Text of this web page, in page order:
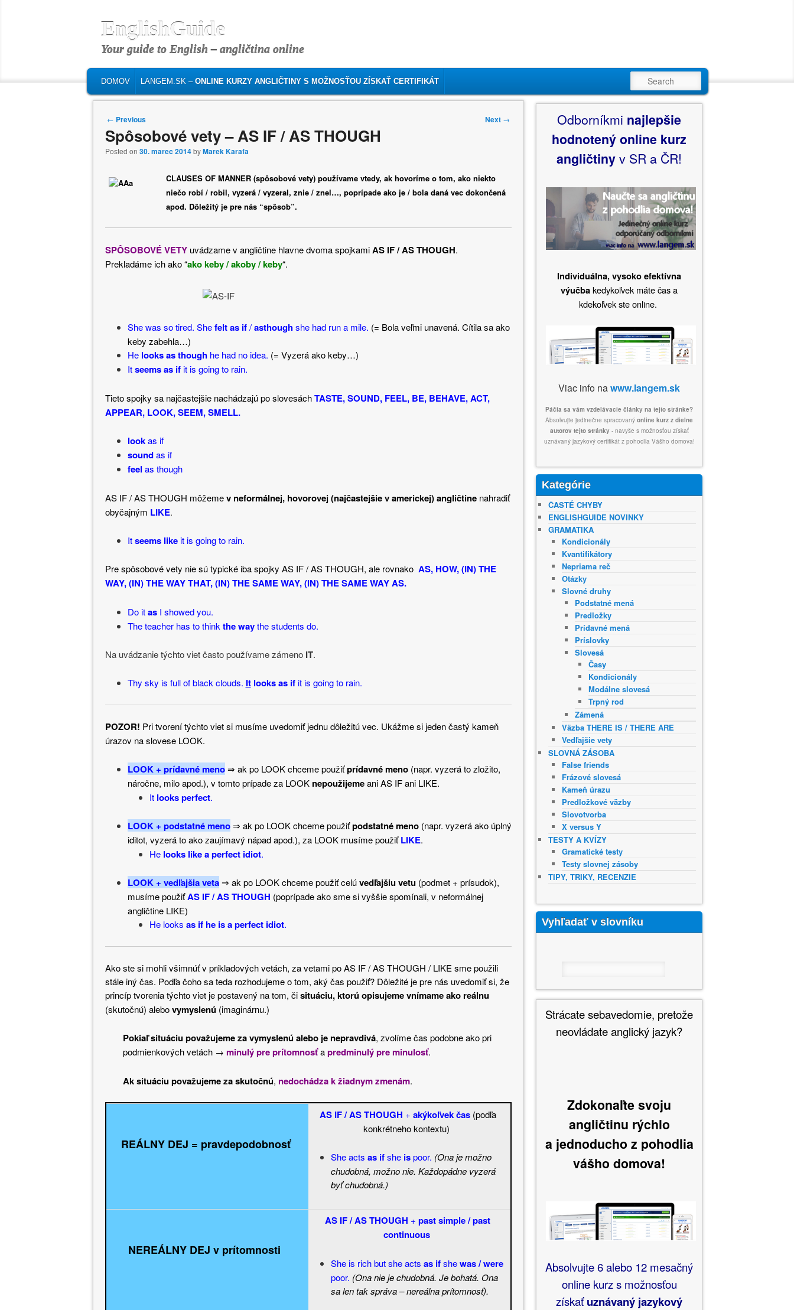
EnglishGuide
Your guide to English – angličtina online
SKIP TO PRIMARY CONTENT
SKIP TO SECONDARY CONTENT
DOMOV LANGEM.SK – ONLINE KURZY ANGLIČTINY S MOŽNOSŤOU ZÍSKAŤ CERTIFIKÁT SEARCH
Post navigation
← Previous Next →
Spôsobové vety – AS IF / AS THOUGH
Posted on 30. marec 2014byMarek Karafa
CLAUSES OF MANNER (spôsobové vety) používame vtedy, ak hovoríme o tom, ako niekto
niečo robí / robil, vyzerá / vyzeral, znie / znel…, poprípade ako je / bola daná vec dokončená
apod. Dôležitý je pre nás “spôsob”.
SPÔSOBOVÉ VETY uvádzame v angličtine hlavne dvoma spojkamiAS IF / AS THOUGH.
Prekladáme ich ako “ako keby / akoby / keby“.
She was so tired. Shefelt as if/asthoughshe had run a mile. (= Bola veľmi unavená. Cítila sa ako
keby zabehla…)
He looks as thoughhe had no idea. (= Vyzerá ako keby…)
Itseems as ifit is going to rain.
Tieto spojky sa najčastejšie nachádzajú po slovesáchTASTE, SOUND, FEEL, BE, BEHAVE, ACT,
APPEAR, LOOK, SEEM, SMELL.
lookas if
soundas if
feel as though
AS IF / AS THOUGH môžemev neformálnej, hovorovej (najčastejšie v americkej) angličtine nahradiť
obyčajným LIKE.
Itseems likeit is going to rain.
Pre spôsobové vety nie sú typické iba spojky AS IF / AS THOUGH, ale rovnako AS, HOW, (IN) THE
WAY, (IN) THE WAY THAT, (IN) THE SAME WAY, (IN) THE SAME WAY AS.
Do itasI showed you.
The teacher has to thinkthe waythe students do.
Na uvádzanie týchto viet často používame zámeno IT.
Thy sky is full of black clouds. Itlooks as ifit is going to rain.
POZOR! Pri tvorení týchto viet si musíme uvedomiť jednu dôležitú vec. Ukážme si jeden častý kameň
úrazov na slovese LOOK.
LOOK + prídavné meno⇒ ak po LOOK chceme použiťprídavné meno(napr. vyzerá to zložito,
náročne, milo apod.), v tomto prípade za LOOK nepoužijemeani AS IF ani LIKE.
It looks perfect.
LOOK + podstatné meno⇒ ak po LOOK chceme použiťpodstatné meno(napr. vyzerá ako úplný
iditot, vyzerá to ako zaujímavý nápad apod.), za LOOK musíme použiťLIKE.
He looks likea perfect idiot.
LOOK + vedľajšia veta⇒ ak po LOOK chceme použiť celúvedľajšiu vetu(podmet + prísudok),
musíme použiťAS IF / AS THOUGH (poprípade ako sme si vyššie spomínali, v neformálnej
angličtine LIKE)
He looks as if he is a perfect idiot.
Ako ste si mohli všimnúť v príkladových vetách, za vetami po AS IF / AS THOUGH / LIKE sme použili
stále iný čas. Podľa čoho sa teda rozhodujeme o tom, aký čas použiť? Dôležité je pre nás uvedomiť si, že
princíp tvorenia týchto viet je postavený na tom, čisituáciu, ktorú opisujeme vnímame ako reálnu
(skutočnú) alebovymyslenú (imaginárnu.)
Pokiaľ situáciu považujeme za vymyslenú alebo je nepravdivá, zvolíme čas podobne ako pri
podmienkových vetách → minulý pre prítomnosťapredminulý pre minulosť.
Ak situáciu považujeme za skutočnú, nedochádza k žiadnym zmenám.
REÁLNY DEJ = pravdepodobnosť
AS IF / AS THOUGH + akýkoľvek čas(podľa
konkrétneho kontextu)
She acts as ifsheispoor. (Ona je možno
chudobná, možno nie. Každopádne vyzerá
byť chudobná.)
NEREÁLNY DEJ v prítomnosti
AS IF / AS THOUGH + past simple / past
continuous
She is rich but she acts as ifshewas / were
poor. (Ona nie je chudobná. Je bohatá. Ona
sa len tak správa – nereálna prítomnosť).
Odborníkmi najlepšie
hodnotenýonline kurz
angličtiny v SR a ČR!
Individuálna, vysoko efektívna
výučbakedykoľvek máte čas a
kdekoľvek ste online.
Viac info nawww.langem.sk
Páčia sa vám vzdelávacie články na tejto stránke?
Absolvujte jedinečne spracovaný online kurz z dielne
autorov tejto stránky- navyše s možnosťou získať
uznávaný jazykový certifikát z pohodlia Vášho domova!
Kategórie
ČASTÉ CHYBY
ENGLISHGUIDE NOVINKY
GRAMATIKA
Kondicionály
Kvantifikátory
Nepriama reč
Otázky
Slovné druhy
Podstatné mená
Predložky
Prídavné mená
Príslovky
Slovesá
Časy
Kondicionály
Modálne slovesá
Trpný rod
Zámená
Väzba THERE IS / THERE ARE
Vedľajšie vety
SLOVNÁ ZÁSOBA
False friends
Frázové slovesá
Kameň úrazu
Predložkové väzby
Slovotvorba
X versus Y
TESTY A KVÍZY
Gramatické testy
Testy slovnej zásoby
TIPY, TRIKY, RECENZIE
Vyhľadať v slovníku
Strácate sebavedomie, pretože
neovládate anglický jazyk?
Zdokonaľte svoju
angličtinu rýchlo
a jednoducho z pohodlia
vášho domova!
Absolvujte 6 alebo 12 mesačný
online kurz s možnosťou
získaťuznávaný jazykový